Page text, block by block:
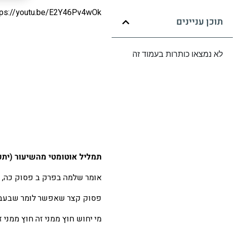
תוכן עניינים
לא נמצאו כותרות בעמוד זה
youtu.be/E2Y46Pv4wOk
תמליל אוטומטי מהשיעור
אומר שלמה בפרק ב פסוק כה,
פסוק קצר שאפשר לומר
מי יחוש חוץ ממני זה חוץ